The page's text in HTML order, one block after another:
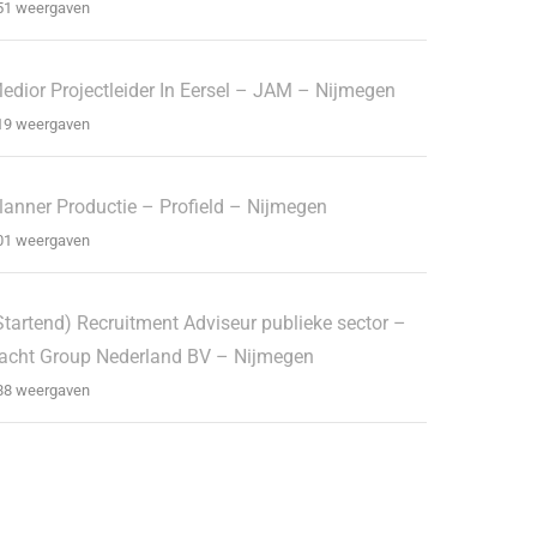
weergaven
Projectleider In Eersel – JAM – Nijmegen
weergaven
Productie – Profield – Nijmegen
weergaven
Recruitment Adviseur publieke sector –
Group Nederland BV – Nijmegen
weergaven